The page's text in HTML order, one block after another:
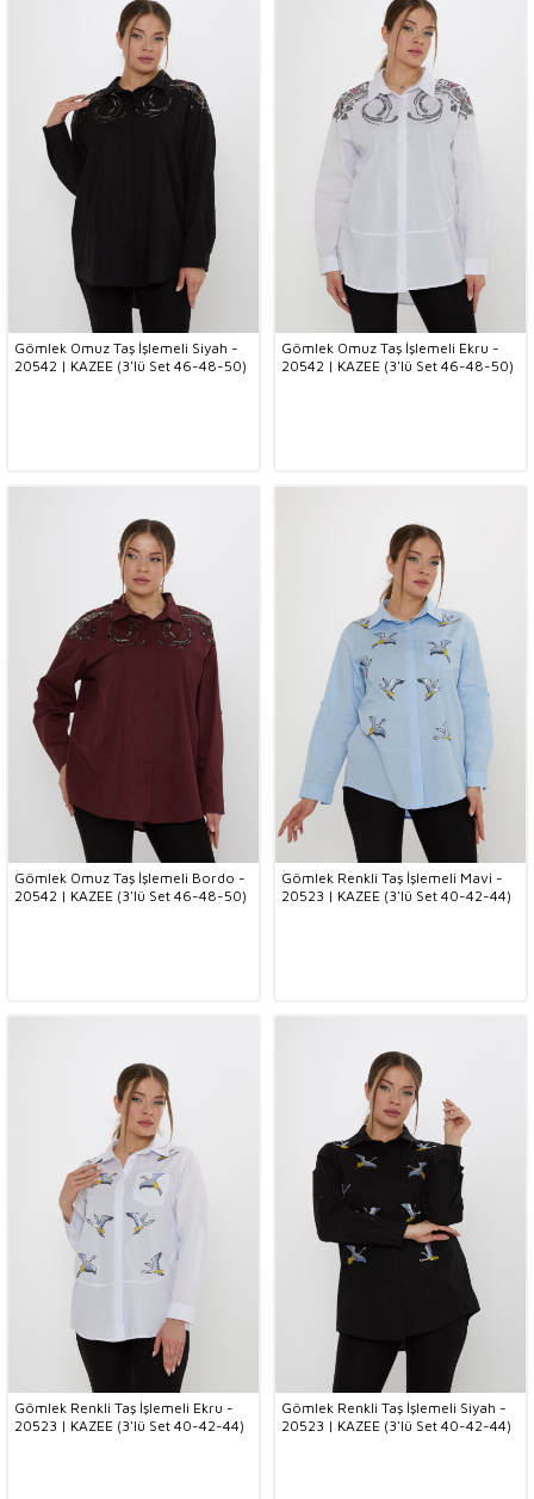
Gömlek Omuz Taş İşlemeli Siyah -
20542 | KAZEE (3'lü Set 46-48-50)
Gömlek Omuz Taş İşlemeli Ekru -
20542 | KAZEE (3'lü Set 46-48-50)
Gömlek Omuz Taş İşlemeli Bordo -
20542 | KAZEE (3'lü Set 46-48-50)
Gömlek Renkli Taş İşlemeli Mavi -
20523 | KAZEE (3'lü Set 40-42-44)
Gömlek Renkli Taş İşlemeli Ekru -
20523 | KAZEE (3'lü Set 40-42-44)
Gömlek Renkli Taş İşlemeli Siyah -
20523 | KAZEE (3'lü Set 40-42-44)